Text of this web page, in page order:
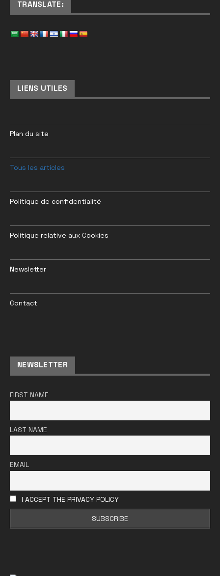
TRANSLATE:
LIENS UTILES
Plan du site
Tous les articles
Politique de confidentialité
Politique relative aux Cookies
Newsletter
Contact
NEWSLETTER
FIRST NAME
LAST NAME
EMAIL
I ACCEPT THE PRIVACY POLICY